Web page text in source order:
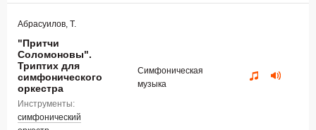
Абрасуилов, Т.
"Притчи
Соломоновы".
Триптих для
симфонического
оркестра
Инструменты:
симфонический
Симфоническая
музыка